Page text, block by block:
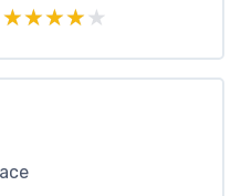
★★★★★
★★★★★